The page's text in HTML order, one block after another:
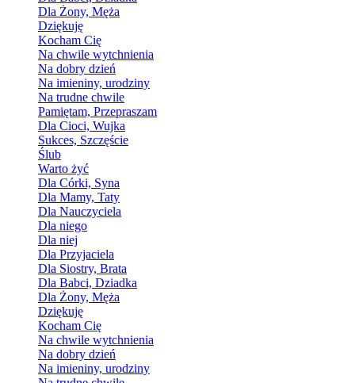
Dla Żony, Męża
Dziękuję
Kocham Cię
Na chwile wytchnienia
Na dobry dzień
Na imieniny, urodziny
Na trudne chwile
Pamiętam, Przepraszam
Dla Cioci, Wujka
Sukces, Szczęście
Ślub
Warto żyć
Dla Córki, Syna
Dla Mamy, Taty
Dla Nauczyciela
Dla niego
Dla niej
Dla Przyjaciela
Dla Siostry, Brata
Dla Babci, Dziadka
Dla Żony, Męża
Dziękuję
Kocham Cię
Na chwile wytchnienia
Na dobry dzień
Na imieniny, urodziny